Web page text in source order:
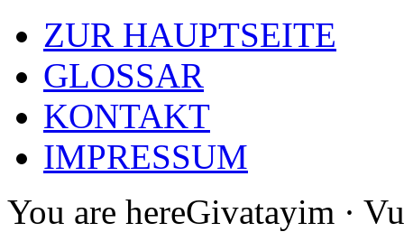
ZUR HAUPTSEITE
GLOSSAR
KONTAKT
IMPRESSUM
You are hereGivatayim ·